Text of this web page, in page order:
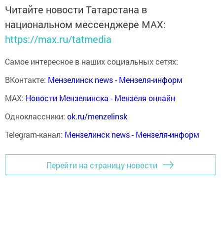
Читайте новости Татарстана в
национальном мессенджере MАХ:
https://max.ru/tatmedia
Самое интересное в наших социальных сетях:
ВКонтакте: Мензелинск news - Мензеля-информ
MAX: Новости Мензелинска - Мензеля онлайн
Одноклассники: ok.ru/menzelinsk
Telegram-канал: Мензелинск news - Мензеля-информ
Перейти на страницу новости